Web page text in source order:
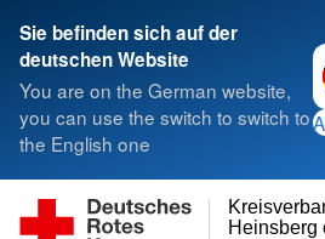
Sie befinden sich auf der
deutschen Website
You are on the German website,
you can use the switch to switch to
the English one
Heinsberg